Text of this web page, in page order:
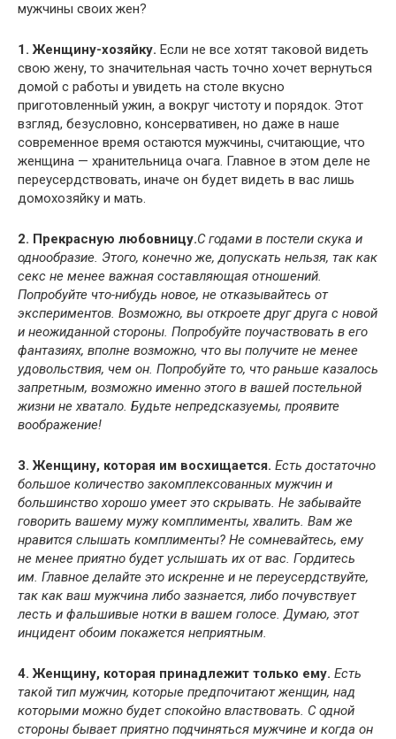
мужчины своих жен?
1. Женщину-хозяйку. Если не все хотят таковой видеть
свою жену, то значительная часть точно хочет вернуться
домой с работы и увидеть на столе вкусно
приготовленный ужин, а вокруг чистоту и порядок. Этот
взгляд, безусловно, консервативен, но даже в наше
современное время остаются мужчины, считающие, что
женщина — хранительница очага. Главное в этом деле не
переусердствовать, иначе он будет видеть в вас лишь
домохозяйку и мать.
2. Прекрасную любовницу.С годами в постели скука и
однообразие. Этого, конечно же, допускать нельзя, так как
секс не менее важная составляющая отношений.
Попробуйте что-нибудь новое, не отказывайтесь от
экспериментов. Возможно, вы откроете друг друга с новой
и неожиданной стороны. Попробуйте поучаствовать в его
фантазиях, вполне возможно, что вы получите не менее
удовольствия, чем он. Попробуйте то, что раньше казалось
запретным, возможно именно этого в вашей постельной
жизни не хватало. Будьте непредсказуемы, проявите
воображение!
3. Женщину, которая им восхищается. Есть достаточно
большое количество закомплексованных мужчин и
большинство хорошо умеет это скрывать. Не забывайте
говорить вашему мужу комплименты, хвалить. Вам же
нравится слышать комплименты? Не сомневайтесь, ему
не менее приятно будет услышать их от вас. Гордитесь
им. Главное делайте это искренне и не переусердствуйте,
так как ваш мужчина либо зазнается, либо почувствует
лесть и фальшивые нотки в вашем голосе. Думаю, этот
инцидент обоим покажется неприятным.
4. Женщину, которая принадлежит только ему. Есть
такой тип мужчин, которые предпочитают женщин, над
которыми можно будет спокойно властвовать. С одной
стороны бывает приятно подчиняться мужчине и когда он